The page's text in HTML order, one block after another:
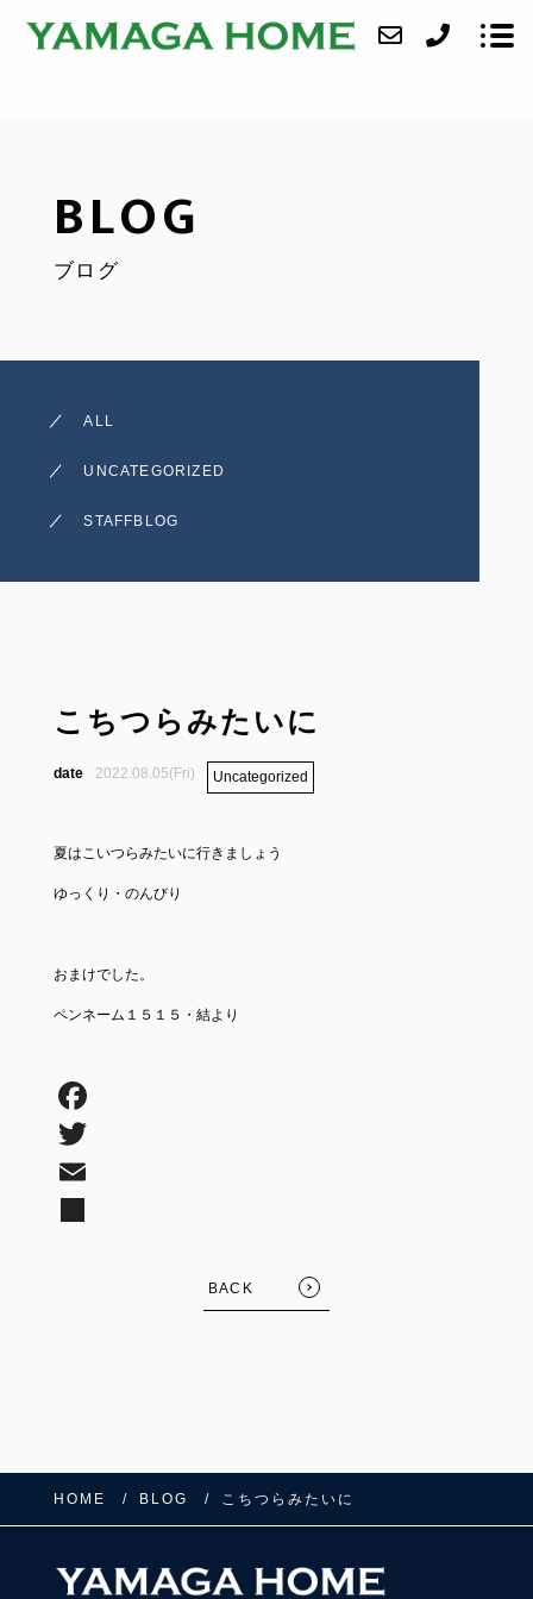
BLOG
ブログ
ALL
UNCATEGORIZED
STAFFBLOG
こちつらみたいに
2022.08.05(Fri) Uncategorized
夏はこいつらみたいに行きましょう
ゆっくり・のんびり
おまけでした。
ペンネーム１５１５・結より
BACK
HOME BLOG こちつらみたいに